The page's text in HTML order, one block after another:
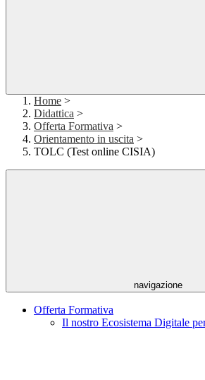
Home >
Didattica >
Offerta Formativa >
Orientamento in uscita >
TOLC (Test online CISIA)
navigazione
Offerta Formativa
Il nostro Ecosistema Digitale